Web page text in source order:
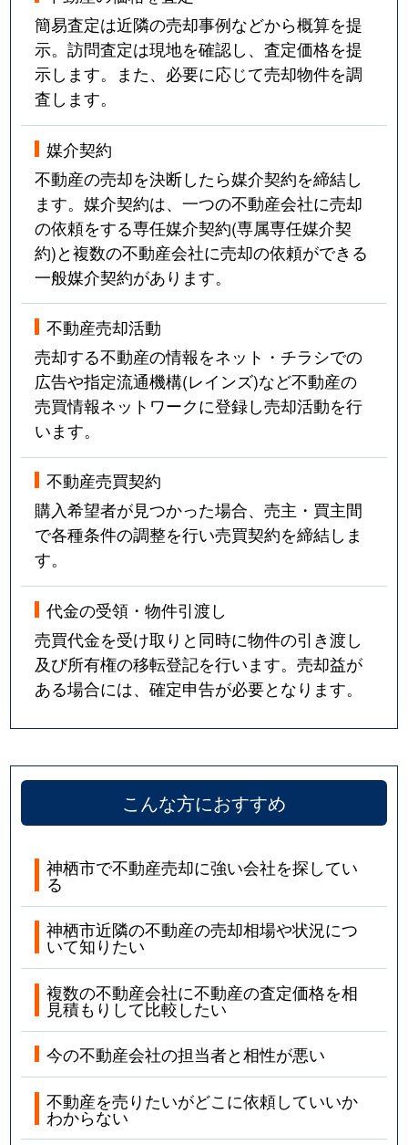
簡易査定は近隣の売却事例などから概算を提
示。訪問査定は現地を確認し、査定価格を提
示します。また、必要に応じて売却物件を調
査します。
媒介契約
不動産の売却を決断したら媒介契約を締結し
ます。媒介契約は、一つの不動産会社に売却
の依頼をする専任媒介契約(専属専任媒介契
約)と複数の不動産会社に売却の依頼ができる
一般媒介契約があります。
不動産売却活動
売却する不動産の情報をネット・チラシでの
広告や指定流通機構(レインズ)など不動産の
売買情報ネットワークに登録し売却活動を行
います。
不動産売買契約
購入希望者が見つかった場合、売主・買主間
で各種条件の調整を行い売買契約を締結しま
す。
代金の受領・物件引渡し
売買代金を受け取りと同時に物件の引き渡し
及び所有権の移転登記を行います。売却益が
ある場合には、確定申告が必要となります。
こんな方におすすめ
神栖市で不動産売却に強い会社を探してい
る
神栖市近隣の不動産の売却相場や状況につ
いて知りたい
複数の不動産会社に不動産の査定価格を相
見積もりして比較したい
今の不動産会社の担当者と相性が悪い
不動産を売りたいがどこに依頼していいか
わからない